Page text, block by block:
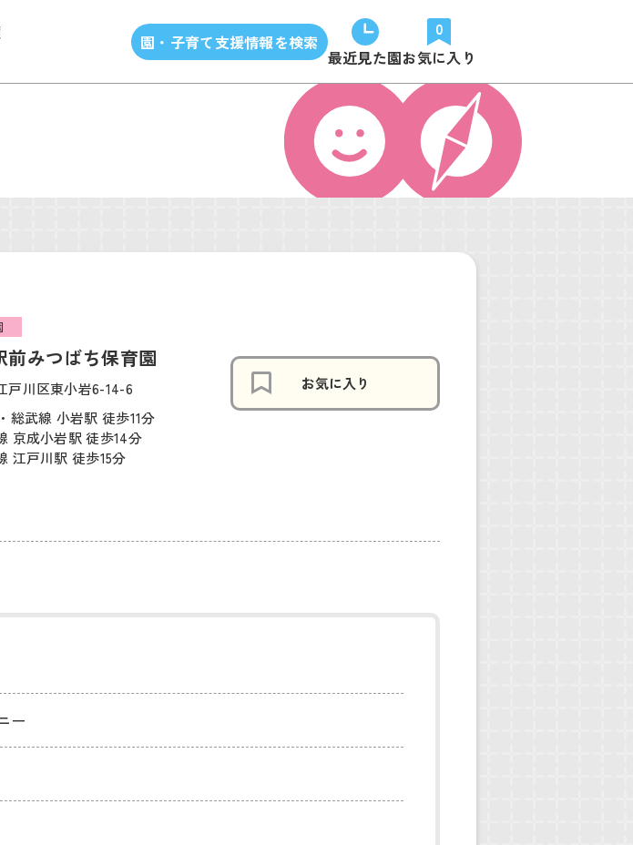
園・子育て支援情報を検索
最近見た園
0
お気に入り
前みつばち保育園
戸川区東小岩6-14-6
総武線 小岩駅 徒歩11分
京成小岩駅 徒歩14分
江戸川駅 徒歩15分
お気に入り
ー